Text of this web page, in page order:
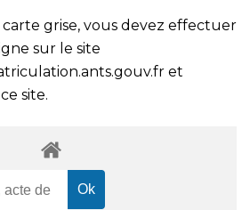
grise, vous devez effectuer
sur le site
et
site.